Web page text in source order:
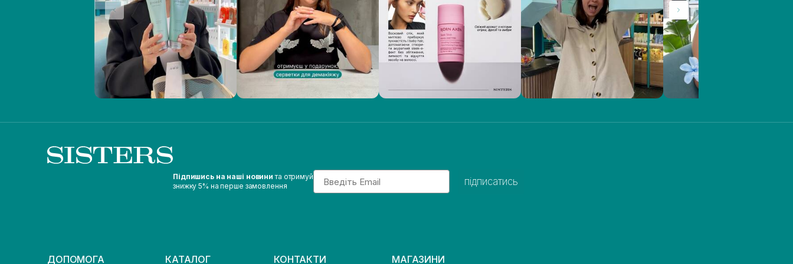
Підпишись на наші новини та отримуй
знижку 5% на перше замовлення
Email
підписатись
ДОПОМОГА КАТАЛОГ КОНТАКТИ МАГАЗИНИ